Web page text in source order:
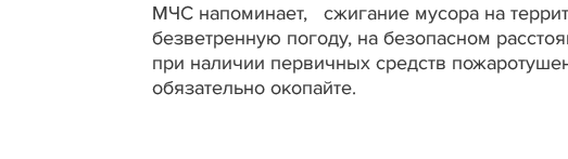
МЧС напоминает, сжигание мусора на
безветренную погоду, на безопасном
при наличии первичных средств
обязательно окопайте.